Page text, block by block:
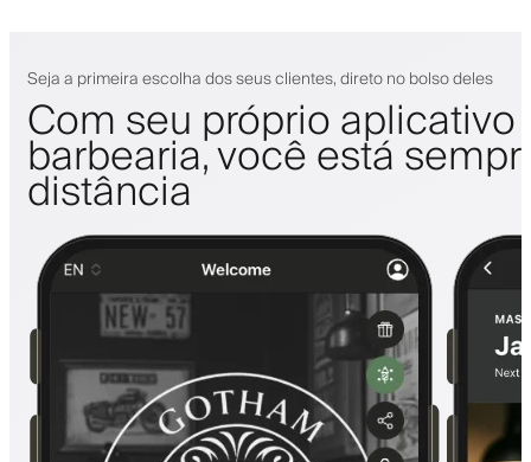
Seja a primeira escolha dos seus clientes, direto no bolso deles
Com seu próprio
barbearia, você está
distância